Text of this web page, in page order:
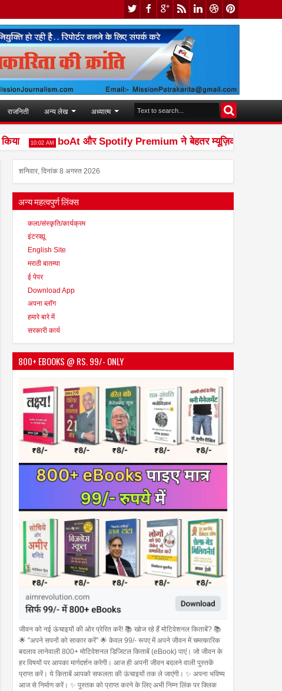
राजनिती अन्य लेख अध्यात्म
10:02 AM boAt और Spotify Premium ने बेहतर म्यूज़िक अनुभव देने के लिए
शनिवार, दिनांक 8 अगस्त 2026
अन्य महत्वपुर्ण लिंक्स
कला/संस्कृति/कार्यक्रम
इंटरव्ह्यू
English Site
मराठी बातम्या
ई पेपर
Download App
अपना ब्लॉग
हमारे बारे में
सरकारी कार्य
800+ EBOOKS @ RS. 99/- ONLY
जीवन को नई ऊंचाइयों की ओर प्रेरित करें! 📚 खोज रहे हैं मोटिवेशनल किताबें? 📚
🌟 "अपने सपनों को साकार करें" 🌟 केवल 99/- रूपए में अपने जीवन में चमत्कारिक
बदलाव लानेवाली 800+ मोटिवेशनल डिजिटल किताबें (eBook) पाएं। जो जीवन के
हर विषयों पर आपका मार्गदर्शन करेगी। आज ही अपनी जीवन बदलने वाली पुस्तकें
प्राप्त करें। ये किताबें आपको सफलता की ऊंचाइयों तक ले जाएंगी। ✨ अपना भविष्य
आज से निर्माण करें। ✨ पुस्तक को प्राप्त करने के लिए अभी निम्न लिंक पर क्लिक